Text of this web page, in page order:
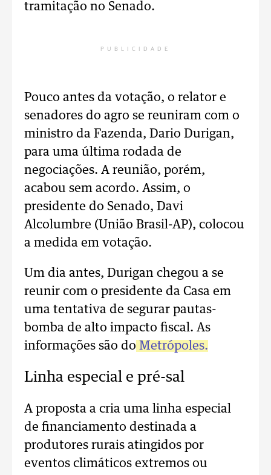
tramitação no Senado.
PUBLICIDADE
Pouco antes da votação, o relator e
senadores do agro se reuniram com o
ministro da Fazenda, Dario Durigan,
para uma última rodada de
negociações. A reunião, porém,
acabou sem acordo. Assim, o
presidente do Senado, Davi
Alcolumbre (União Brasil-AP), colocou
a medida em votação.
Um dia antes, Durigan chegou a se
reunir com o presidente da Casa em
uma tentativa de segurar pautas-
bomba de alto impacto fiscal. As
informações são do Metrópoles.
Linha especial e pré-sal
A proposta a cria uma linha especial
de financiamento destinada a
produtores rurais atingidos por
eventos climáticos extremos ou